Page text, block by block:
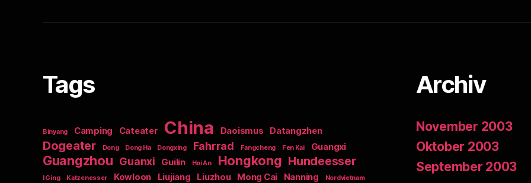
Tags
Binyang Camping Cateater China Daoismus Datangzhen
Dogeater Dong Dong Ha Dongxing Fahrrad Fangcheng Fen Kai Guangxi
Guangzhou Guanxi Guilin Hoi An Hongkong Hundeesser
I Ging Katzenesser Kowloon Liujiang Liuzhou Mong Cai Nanning
Nordvietnam
Archiv
November 2003
Oktober 2003
September 2003